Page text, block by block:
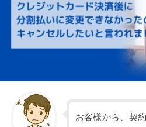
お客様から、契